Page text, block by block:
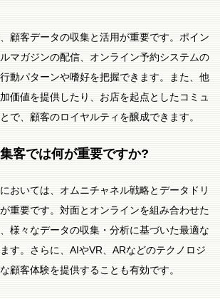
顧客データの収集と活用が重要です。ポイン
マガジンの配信、オンライン予約システムの
動パターンや嗜好を把握できます。また、他
価値を提供したり、お店を起点としたコミュ
で、顧客のロイヤルティを醸成できます。
客では何が重要ですか?
おいては、オムニチャネル戦略とデータドリ
重要です。対面とオンラインを組み合わせた
様々なデータの収集・分析に基づいた最適な
す。さらに、AIやVR、ARなどのテクノロジ
顧客体験を提供することも有効です。